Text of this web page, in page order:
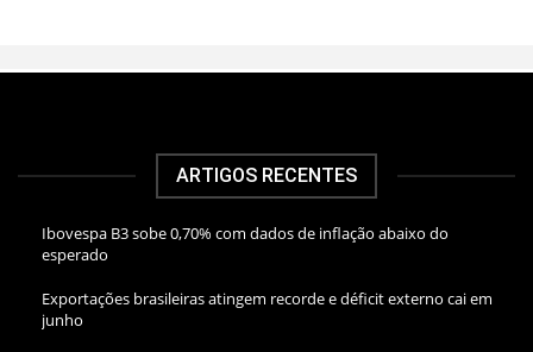
ARTIGOS RECENTES
Ibovespa B3 sobe 0,70% com dados de inflação abaixo do
esperado
Exportações brasileiras atingem recorde e déficit externo cai em
junho